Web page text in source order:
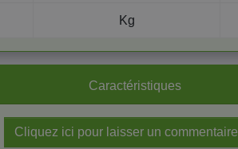
Kg
Caractéristiques
Cliquez ici pour laisser un commentaire